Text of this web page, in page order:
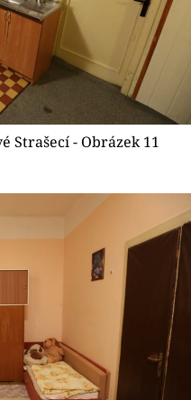
Strašecí - Obrázek 11